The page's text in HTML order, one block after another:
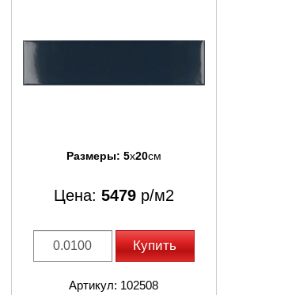
Размеры: 5x20см
Цена: 5479р/м2
Купить
Артикул: 102508